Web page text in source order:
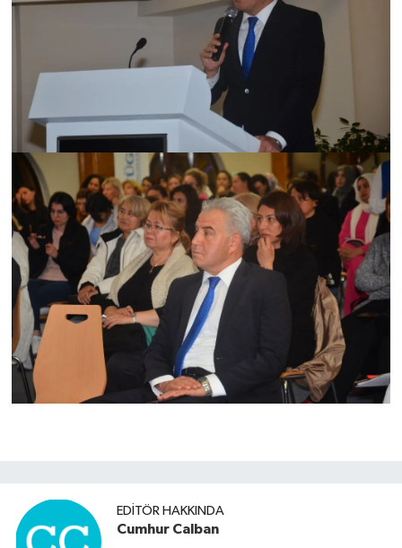
EDITÖR HAKKINDA
Cumhur Calban